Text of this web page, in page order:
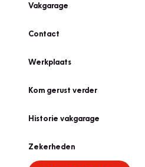
Vakgarage
Contact
Werkplaats
Kom gerust verder
Historie vakgarage
Zekerheden